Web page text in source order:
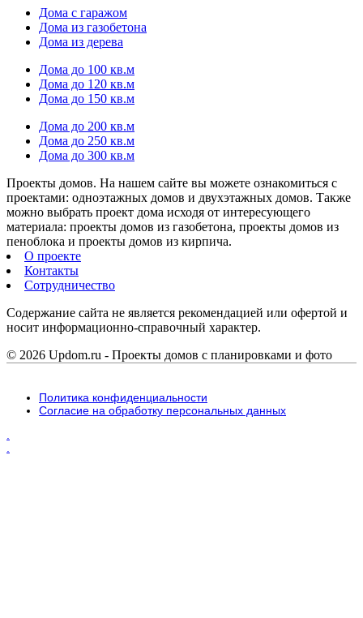
Дома с гаражом
Дома из газобетона
Дома из дерева
Дома до 100 кв.м
Дома до 120 кв.м
Дома до 150 кв.м
Дома до 200 кв.м
Дома до 250 кв.м
Дома до 300 кв.м
Проекты домов. На нашем сайте вы можете ознакомиться с
проектами: одноэтажных домов и двухэтажных домов. Также
можно выбрать проект дома исходя от интересующего
материала: проекты домов из газобетона, проекты домов из
пеноблока и проекты домов из кирпича.
О проекте
Контакты
Сотрудничество
Содержание сайта не является рекомендацией или офертой и
носит информационно-справочный характер.
© 2026 Updom.ru - Проекты домов с планировками и фото
Политика конфиденциальности
Согласие на обработку персональных данных